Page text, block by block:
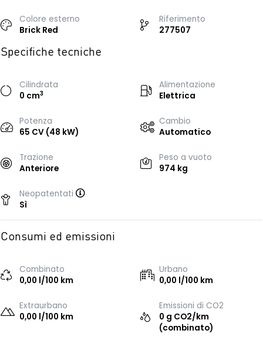
Colore esterno
Brick Red
Riferimento
277507
Specifiche tecniche
Cilindrata
0 cm3
Alimentazione
Elettrica
Potenza
65 CV (48 kW)
Cambio
Automatico
Trazione
Anteriore
Peso a vuoto
974 kg
Neopatentati
Sì
Consumi ed emissioni
Combinato
0,00 l/100 km
Urbano
0,00 l/100 km
Extraurbano
0,00 l/100 km
Emissioni di CO2
0 g CO2/km
(combinato)